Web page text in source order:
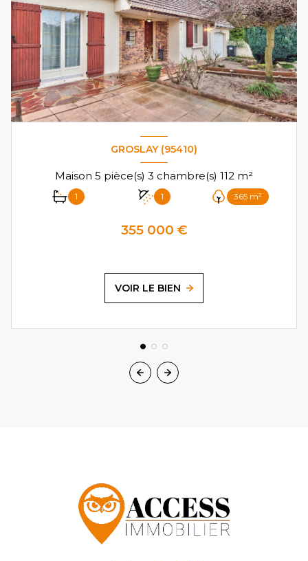
GROSLAY (95410)
Maison 5 pièce(s) 3 chambre(s) 112 m²
1 1 365 m²
355 000 €
VOIR LE BIEN